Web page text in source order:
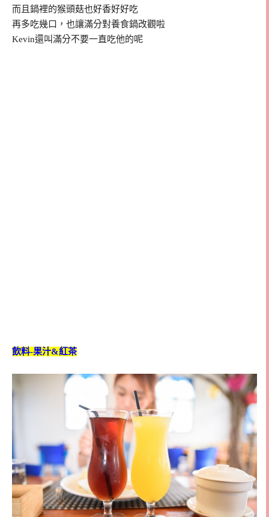
而且鍋裡的猴頭菇也好香好好吃
再多吃幾口，也讓滿分對養食鍋改觀啦
Kevin還叫滿分不要一直吃他的呢
飲料-果汁&紅茶